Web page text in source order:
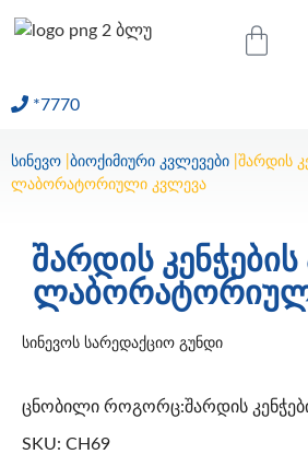
*7770
სინევო ბიოქიმიური კვლევები შარდის
ლაბორატორიული კვლევა
შარდის კენჭების
სინევოს სარედაქციო გუნდი
ცნობილი როგორც:შარდის
SKU: CH69